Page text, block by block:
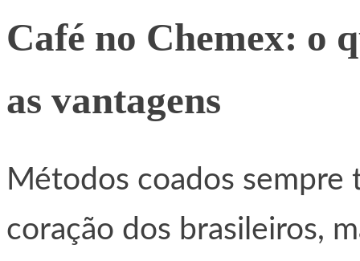
Café no Chemex: o
as vantagens
Métodos coados sempre
coração dos brasileiros,